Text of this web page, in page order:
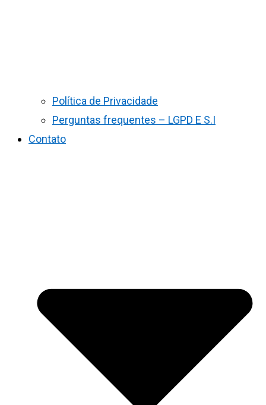
Política de Privacidade
Perguntas frequentes – LGPD E S.I
Contato